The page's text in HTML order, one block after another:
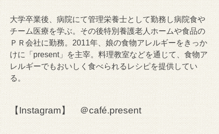
大学卒業後、病院にて管理栄養士として勤務し病院食や
チーム医療を学ぶ。その後特別養護老人ホームや食品の
ＰＲ会社に勤務。2011年、娘の食物アレルギーをきっか
けに「present」を主宰。料理教室などを通じて、食物ア
レルギーでもおいしく食べられるレシピを提供してい
る。
【Instagram】 ＠café.present